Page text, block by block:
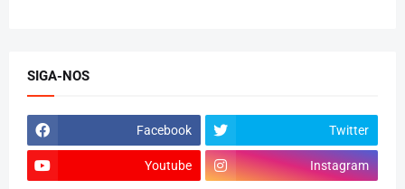
SIGA-NOS
Facebook Twitter
Youtube Instagram